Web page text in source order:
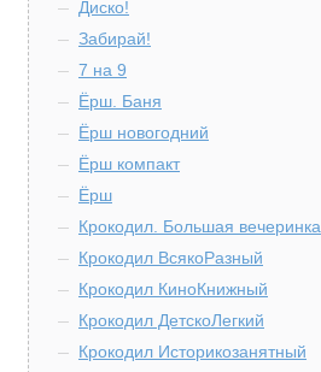
Диско!
Забирай!
7 на 9
Ёрш. Баня
Ёрш новогодний
Ёрш компакт
Ёрш
Крокодил. Большая вечеринка
Крокодил ВсякоРазный
Крокодил КиноКнижный
Крокодил ДетскоЛегкий
Крокодил Историкозанятный